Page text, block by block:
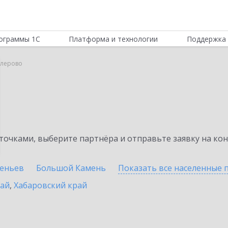
1С Платформа и технологии Поддержка
выберите партнёра и отправьте заявку на
Большой Камень Показать все населенные
, Хабаровский край